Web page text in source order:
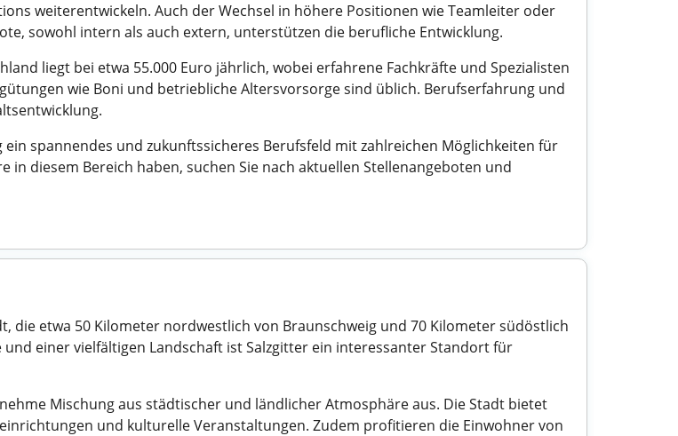
weiterentwickeln. Auch der Wechsel in höhere Positionen wie Teamleiter oder
sowohl intern als auch extern, unterstützen die berufliche Entwicklung.
liegt bei etwa 55.000 Euro jährlich, wobei erfahrene Fachkräfte und Spezialisten
wie Boni und betriebliche Altersvorsorge sind üblich. Berufserfahrung und
ein spannendes und zukunftssicheres Berufsfeld mit zahlreichen Möglichkeiten für
diesem Bereich haben, suchen Sie nach aktuellen Stellenangeboten und
die etwa 50 Kilometer nordwestlich von Braunschweig und 70 Kilometer südöstlich
einer vielfältigen Landschaft ist Salzgitter ein interessanter Standort für
Mischung aus städtischer und ländlicher Atmosphäre aus. Die Stadt bietet
und kulturelle Veranstaltungen. Zudem profitieren die Einwohner von